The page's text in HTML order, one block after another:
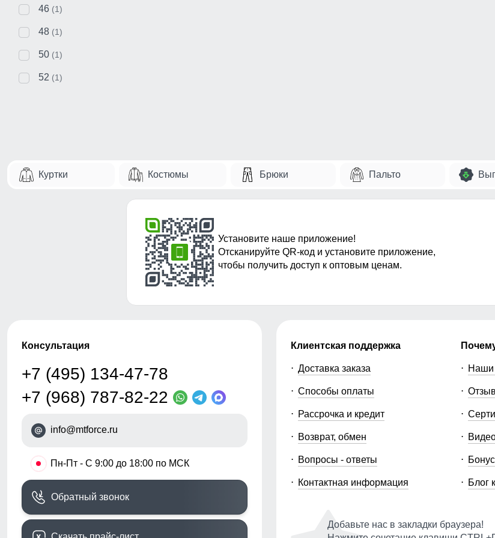
46 (1)
48 (1)
50 (1)
52 (1)
Куртки Костюмы Брюки Пальто
Установите наше приложение!
Отсканируйте QR-код и установите приложение,
чтобы получить доступ к оптовым ценам.
Консультация
+7 (495) 134-47-78
+7 (968) 787-82-22
info@mtforce.ru
• Пн-Пт - С 9:00 до 18:00 по МСК
Обратный звонок
Клиентская поддержка
Доставка заказа
Способы оплаты
Рассрочка и кредит
Возврат, обмен
Вопросы - ответы
Контактная информация
Наши
Блог
Добавьте нас в закладки браузера!